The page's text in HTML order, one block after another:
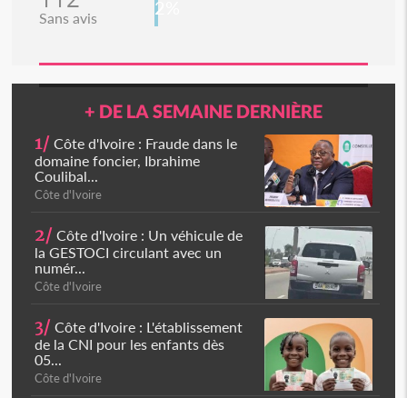
Sans avis 2%
+ DE LA SEMAINE DERNIÈRE
1/ Côte d'Ivoire : Fraude dans le
domaine foncier, Ibrahime
Coulibal...
Côte d'Ivoire
2/ Côte d'Ivoire : Un véhicule de
la GESTOCI circulant avec un
numér...
Côte d'Ivoire
3/ Côte d'Ivoire : L'établissement
de la CNI pour les enfants dès
05...
Côte d'Ivoire